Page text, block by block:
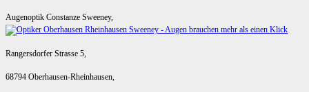
Augenoptik Constanze Sweeney,
Rangersdorfer Strasse 5,
68794 Oberhausen-Rheinhausen,